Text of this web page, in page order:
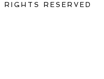
RESERVED